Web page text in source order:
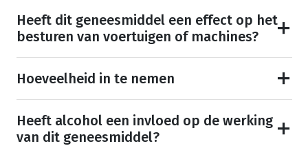
Heeft dit geneesmiddel een effect op het
besturen van voertuigen of machines?
Hoeveelheid in te nemen
Heeft alcohol een invloed op de werking
van dit geneesmiddel?